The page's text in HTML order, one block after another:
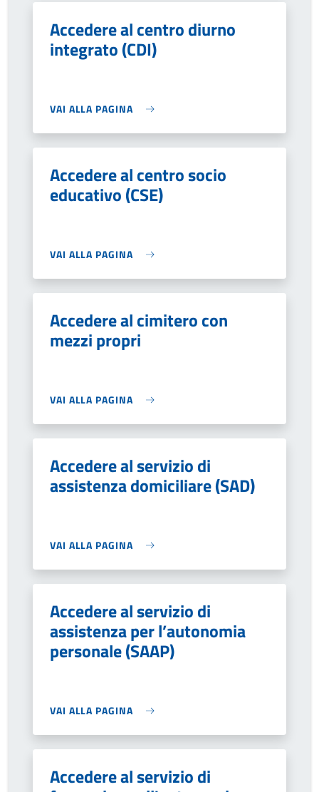
Accedere al centro diurno
integrato (CDI)
VAI ALLA PAGINA
Accedere al centro socio
educativo (CSE)
VAI ALLA PAGINA
Accedere al cimitero con
mezzi propri
VAI ALLA PAGINA
Accedere al servizio di
assistenza domiciliare (SAD)
VAI ALLA PAGINA
Accedere al servizio di
assistenza per l’autonomia
personale (SAAP)
VAI ALLA PAGINA
Accedere al servizio di